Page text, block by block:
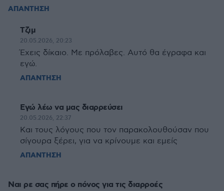
ΑΠΑΝΤΗΣΗ
Τζιμ
20.05.2026, 20:23
Έχεις δίκαιο. Με πρόλαβες. Αυτό θα έγραφα και
εγώ.
ΑΠΑΝΤΗΣΗ
Εγώ λέω να μας διαρρεύσει
20.05.2026, 22:37
Και τους λόγους που τον παρακολουθούσαν που
σίγουρα ξέρει, για να κρίνουμε και εμείς
ΑΠΑΝΤΗΣΗ
Ναι ρε σας πήρε ο πόνος για τις διαρροές